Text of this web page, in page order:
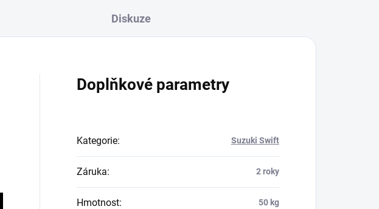
Diskuze
Doplňkové parametry
Kategorie: Suzuki Swift
Záruka: 2 roky
Hmotnost: 50 kg